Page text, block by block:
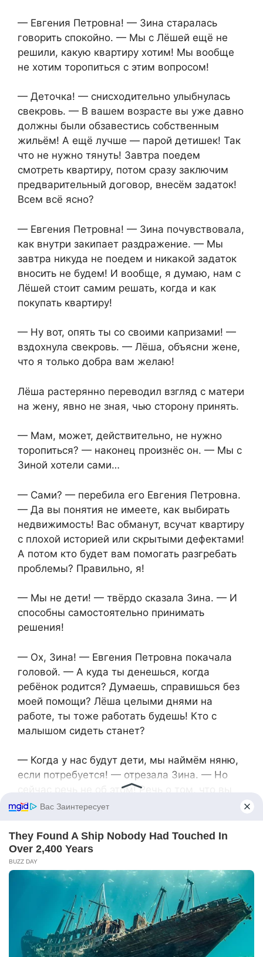
— Евгения Петровна! — Зина старалась
говорить спокойно. — Мы с Лёшей ещё не
решили, какую квартиру хотим! Мы вообще
не хотим торопиться с этим вопросом!
— Деточка! — снисходительно улыбнулась
свекровь. — В вашем возрасте вы уже давно
должны были обзавестись собственным
жильём! А ещё лучше — парой детишек! Так
что не нужно тянуть! Завтра поедем
смотреть квартиру, потом сразу заключим
предварительный договор, внесём задаток!
Всем всё ясно?
— Евгения Петровна! — Зина почувствовала,
как внутри закипает раздражение. — Мы
завтра никуда не поедем и никакой задаток
вносить не будем! И вообще, я думаю, нам с
Лёшей стоит самим решать, когда и как
покупать квартиру!
— Ну вот, опять ты со своими капризами! —
вздохнула свекровь. — Лёша, объясни жене,
что я только добра вам желаю!
Лёша растерянно переводил взгляд с матери
на жену, явно не зная, чью сторону принять.
— Мам, может, действительно, не нужно
торопиться? — наконец произнёс он. — Мы с
Зиной хотели сами…
— Сами? — перебила его Евгения Петровна.
— Да вы понятия не имеете, как выбирать
недвижимость! Вас обманут, всучат квартиру
с плохой историей или скрытыми дефектами!
А потом кто будет вам помогать разгребать
проблемы? Правильно, я!
— Мы не дети! — твёрдо сказала Зина. — И
способны самостоятельно принимать
решения!
— Ох, Зина! — Евгения Петровна покачала
головой. — А куда ты денешься, когда
ребёнок родится? Думаешь, справишься без
моей помощи? Лёша целыми днями на
работе, ты тоже работать будешь! Кто с
малышом сидеть станет?
— Когда у нас будут дети, мы наймём няню,
если потребуется! — отрезала Зина. — Но
сейчас речь не об этом! Речь о том, что вы
пытаетесь управлять нашей жизнью!
— Лёша! — возмущённо воскликнула Евгения
Петровна. — Ты слышишь, что говорит твоя
жена? Няню она наймёт! Постороннего
человека к моему внуку! Вместо родной
Лёша в отчаянии посмотрел на Зину.
— Зин, ну зачем ты так? Мама правда хочет